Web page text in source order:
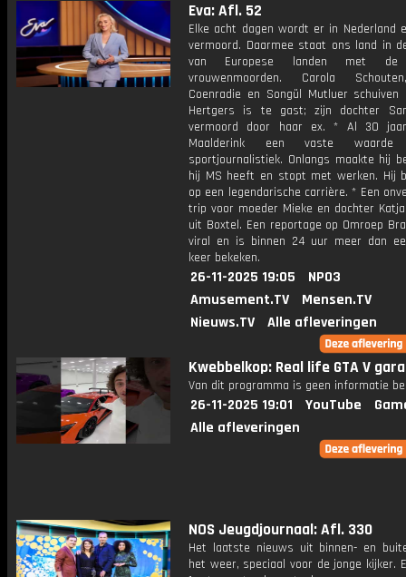
Eva: Afl. 52
Elke acht dagen wordt er in Nederland
vermoord. Daarmee staat ons land in
van Europese landen met de
vrouwenmoorden. Carola
Coenradie en Songül Mutluer schuiven
Hertgers is te gast; zijn dochter
vermoord door haar ex. * Al 30
Maalderink een vaste
sportjournalistiek. Onlangs maakte hij
hij MS heeft en stopt met werken. Hij
op een legendarische carrière. * Een
trip voor moeder Mieke en dochter
uit Boxtel. Een reportage op Omroep
viral en is binnen 24 uur meer dan
keer bekeken.
26-11-2025 19:05
NPO3
Amusement.TV
Mensen.TV
Nieuws.TV
Alle afleveringen
Kwebbelkop: Real life GTA V
Van dit programma is geen informatie
26-11-2025 19:01 YouTube
Alle afleveringen
NOS Jeugdjournaal: Afl. 330
Het laatste nieuws uit binnen- en
het weer, speciaal voor de jonge kijker.